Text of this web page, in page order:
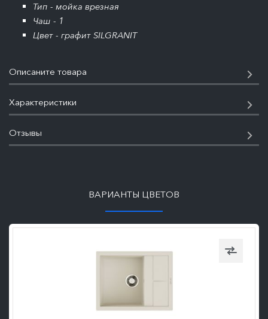
Тип - мойка врезная
Чаш - 1
Цвет - графит SILGRANIT
Описаните товара
Характеристики
Отзывы
ВАРИАНТЫ ЦВЕТОВ